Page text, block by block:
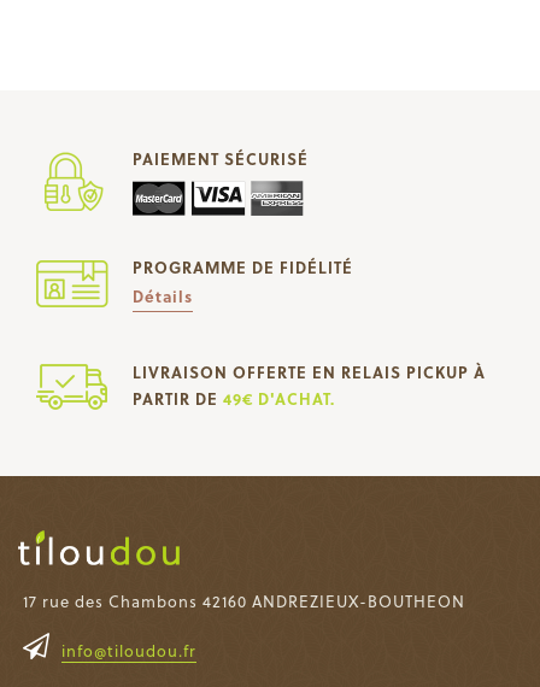
PAIEMENT SÉCURISÉ
PROGRAMME DE FIDÉLITÉ
Détails
LIVRAISON OFFERTE EN RELAIS PICKUP À
PARTIR DE 49€ D'ACHAT.
17 rue des Chambons 42160 ANDREZIEUX-BOUTHEON
info@tiloudou.fr